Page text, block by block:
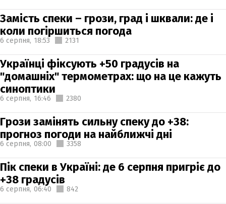
Замість спеки – грози, град і шквали: де і
коли погіршиться погода
6 серпня, 18:53 2131
Українці фіксують +50 градусів на
"домашніх" термометрах: що на це кажуть
синоптики
6 серпня, 16:46 2380
Грози замінять сильну спеку до +38:
прогноз погоди на найближчі дні
6 серпня, 08:00 3358
Пік спеки в Україні: де 6 серпня пригріє до
+38 градусів
6 серпня, 06:40 842